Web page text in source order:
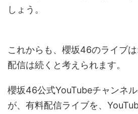
しょう。
これからも、櫻坂46のライブ
配信は続くと考えられます。
櫻坂46公式YouTubeチャンネ
が、有料配信ライブを、